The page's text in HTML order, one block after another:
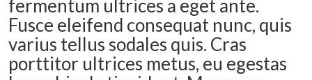
fermentum ultrices a eget ante.
Fusce eleifend consequat nunc, quis
varius tellus sodales quis. Cras
porttitor ultrices metus, eu egestas